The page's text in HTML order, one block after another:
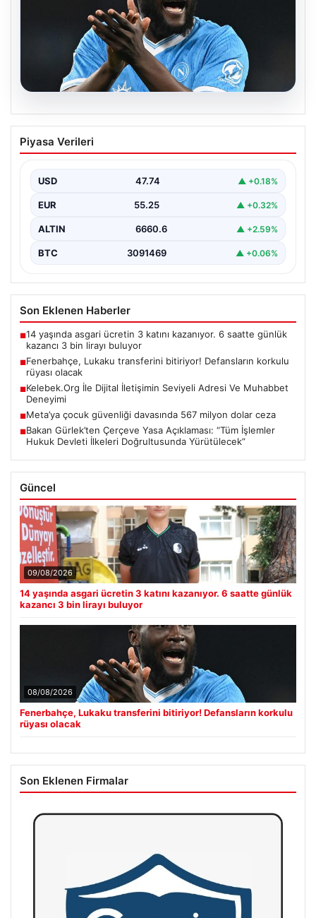
08.08.2026
Fenerbahçe, Lukaku transferini
bitiriyor! Defansların korkulu rüyası
Piyasa Verileri
USD 47.74 ▲ +0.18%
EUR 55.25 ▲ +0.32%
ALTIN 6660.6 ▲ +2.59%
BTC 3091469 ▲ +0.06%
Son Eklenen Haberler
■14 yaşında asgari ücretin 3 katını kazanıyor. 6 saatte günlük
kazancı 3 bin lirayı buluyor
■Fenerbahçe, Lukaku transferini bitiriyor! Defansların korkulu
rüyası olacak
■Kelebek.Org İle Dijital İletişimin Seviyeli Adresi Ve Muhabbet
Deneyimi
■Meta’ya çocuk güvenliği davasında 567 milyon dolar ceza
■Bakan Gürlek’ten Çerçeve Yasa Açıklaması: “Tüm İşlemler
Hukuk Devleti İlkeleri Doğrultusunda Yürütülecek”
Güncel
09/08/2026
14 yaşında asgari ücretin 3 katını kazanıyor. 6 saatte günlük
kazancı 3 bin lirayı buluyor
08/08/2026
Fenerbahçe, Lukaku transferini bitiriyor! Defansların korkulu
rüyası olacak
Son Eklenen Firmalar